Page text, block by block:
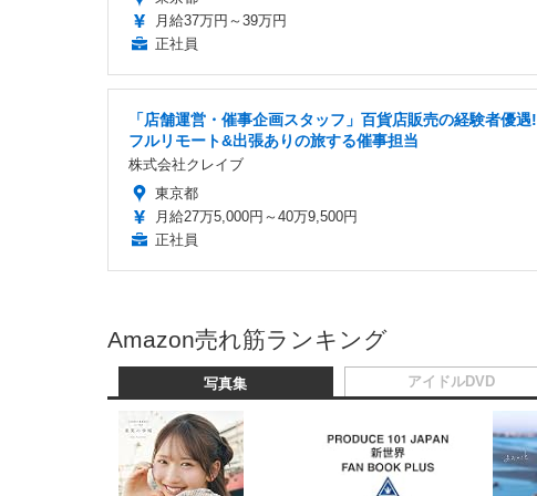
月給37万円～39万円
正社員
「店舗運営・催事企画スタッフ」百貨店販売の経験者優遇!
フルリモート&出張ありの旅する催事担当
株式会社クレイブ
東京都
月給27万5,000円～40万9,500円
正社員
Amazon売れ筋ランキング
写真集 アイドルDVD